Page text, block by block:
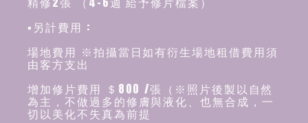
▪️另計費用 :
場地費用 ※拍攝當日如有衍生場地租借費用須
由客方支出
增加修片費用 ＄800 /張（※照片後製以自然
為主，不做過多的修膚與液化、也無合成，一
切以美化不失真為前提